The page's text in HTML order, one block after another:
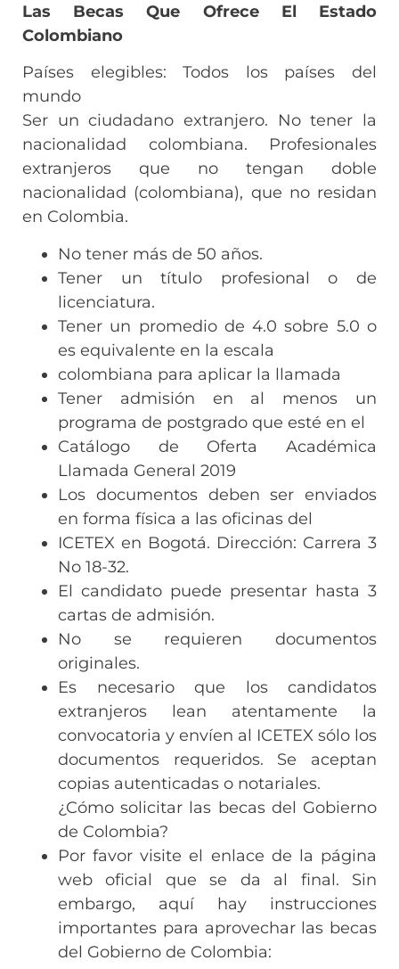
Las Becas Que Ofrece El Estado
Colombiano
Países elegibles: Todos los países del
mundo
Ser un ciudadano extranjero. No tener la
nacionalidad colombiana. Profesionales
extranjeros que no tengan doble
nacionalidad (colombiana), que no residan
en Colombia.
No tener más de 50 años.
Tener un título profesional o de
licenciatura.
Tener un promedio de 4.0 sobre 5.0 o
es equivalente en la escala
colombiana para aplicar la llamada
Tener admisión en al menos un
programa de postgrado que esté en el
Catálogo de Oferta Académica
Llamada General 2019
Los documentos deben ser enviados
en forma física a las oficinas del
ICETEX en Bogotá. Dirección: Carrera 3
No 18-32.
El candidato puede presentar hasta 3
cartas de admisión.
No se requieren documentos
originales.
Es necesario que los candidatos
extranjeros lean atentamente la
convocatoria y envíen al ICETEX sólo los
documentos requeridos. Se aceptan
copias autenticadas o notariales.
¿Cómo solicitar las becas del Gobierno
de Colombia?
Por favor visite el enlace de la página
web oficial que se da al final. Sin
embargo, aquí hay instrucciones
importantes para aprovechar las becas
del Gobierno de Colombia: